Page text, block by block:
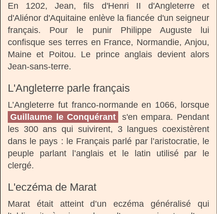
En 1202, Jean, fils d'Henri II d'Angleterre et
d'Aliénor d'Aquitaine enlève la fiancée d'un seigneur
français. Pour le punir Philippe Auguste lui
confisque ses terres en France, Normandie, Anjou,
Maine et Poitou. Le prince anglais devient alors
Jean-sans-terre.
L'Angleterre parle français
L’Angleterre fut franco-normande en 1066, lorsque
Guillaume le Conquérant
s'en empara. Pendant
les 300 ans qui suivirent, 3 langues coexistèrent
dans le pays : le Français parlé par l’aristocratie, le
peuple parlant l’anglais et le latin utilisé par le
clergé.
L'eczéma de Marat
Marat était atteint d’un eczéma généralisé qui